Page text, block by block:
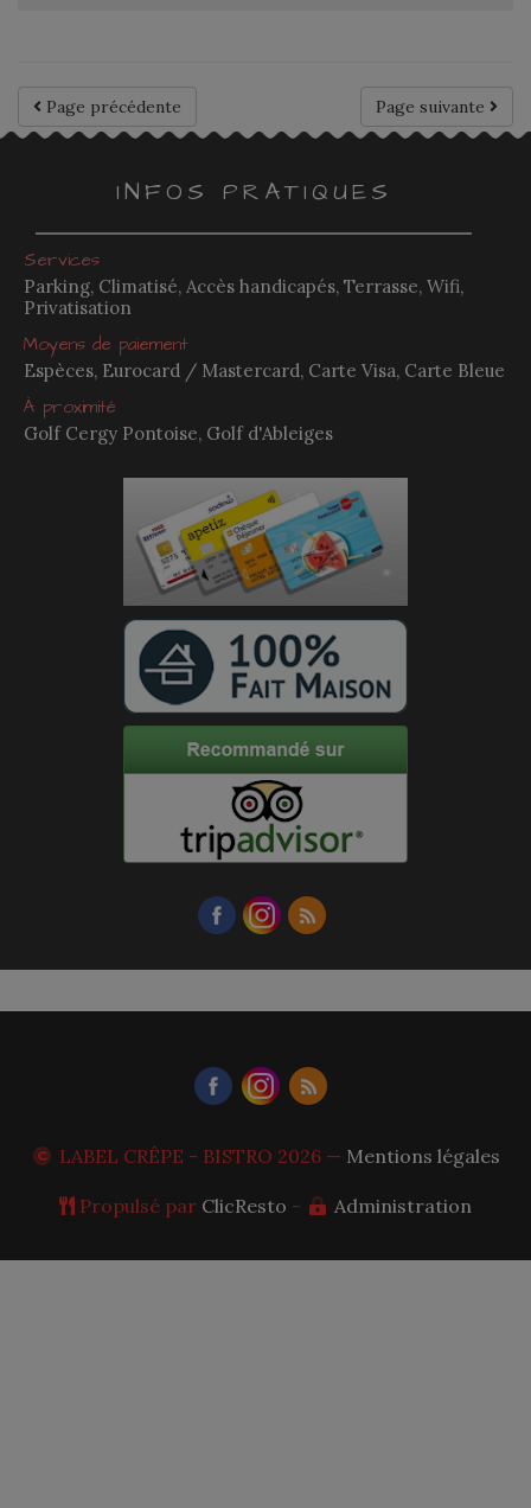
Page suivante
Page précédente
INFOS PRATIQUES
Services
Parking, Climatisé, Accès handicapés, Terrasse, Wifi,
Privatisation
Moyens de paiement
Espèces, Eurocard / Mastercard, Carte Visa, Carte Bleue
À proximité
Golf Cergy Pontoise, Golf d'Ableiges
LABEL CRÊPE - BISTRO 2026 — Mentions légales
Propulsé par ClicResto - Administration